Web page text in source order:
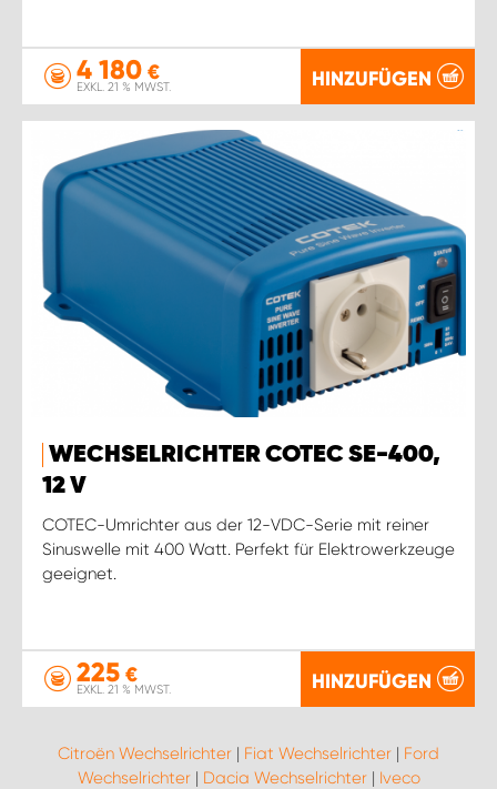
4 180 €
EXKL. 21 % MWST. HINZUFÜGEN
WECHSELRICHTER COTEC SE-400,
12 V
COTEC-Umrichter aus der 12-VDC-Serie mit reiner
Sinuswelle mit 400 Watt. Perfekt für Elektrowerkzeuge
geeignet.
225 €
EXKL. 21 % MWST. HINZUFÜGEN
Citroën Wechselrichter | Fiat Wechselrichter | Ford
Wechselrichter| Dacia Wechselrichter| Iveco